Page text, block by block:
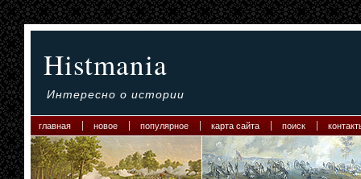
Histmania
Интересно о истории
главная новое популярное карта сайта поиск